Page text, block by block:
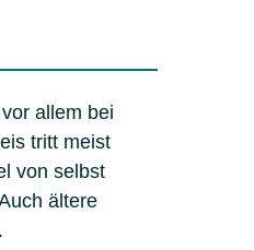
allem bei
tritt meist
von selbst
ältere